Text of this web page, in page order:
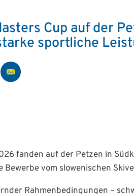
Cup auf der
sportliche
fanden auf der Petzen in
Bewerbe vom slowenischen
Rahmenbedingungen –